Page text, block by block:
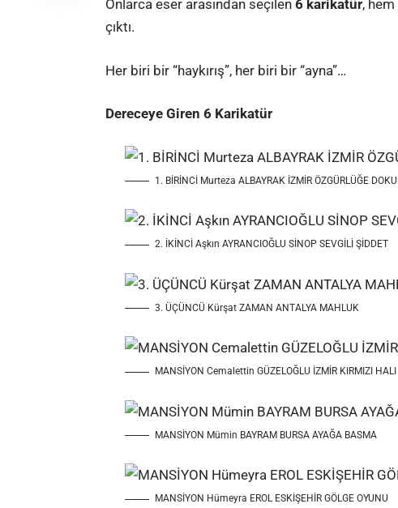
Onlarca eser arasından seçilen 6 karikatür,
çıktı.
Her biri bir “haykırış”, her biri bir “ayna”…
Dereceye Giren 6 Karikatür
1. BİRİNCİ Murteza ALBAYRAK İZMİR ÖZGÜRLÜĞE
2. İKİNCİ Aşkın AYRANCIOĞLU SİNOP SEVGİLİ ŞİDDET
3. ÜÇÜNCÜ Kürşat ZAMAN ANTALYA MAHLUK
MANSİYON Cemalettin GÜZELOĞLU İZMİR KIRMIZI HALI
MANSİYON Mümin BAYRAM BURSA AYAĞA BASMA
MANSİYON Hümeyra EROL ESKİŞEHİR GÖLGE OYUNU